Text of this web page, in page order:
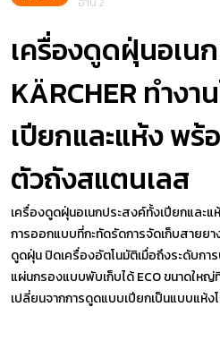
เครื่องดูดฝุ่นอเน
KÄRCHER ทำง
เปียกและแห้ง พ
ตัวถังสแตนเลส
เครื่องดูดฝุ่นอเนกประสงค์ทั้งเปียกแล
การออกแบบที่กะทัดรัดการจัดเก็บสายย
ดูดฝุ่น ปิดเครื่องอัตโนมัติเมื่อถึงระดับกา
แผ่นกรองแบบพับเก็บได้ ECO ขนาดให
เปลี่ยนจากการดูดแบบเปียกเป็นแบบแห้